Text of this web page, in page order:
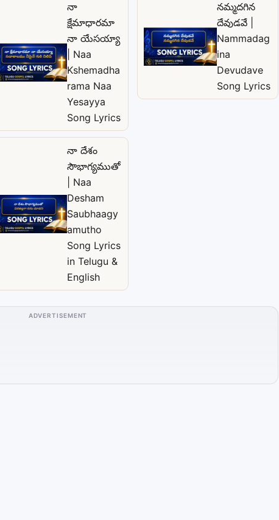
నా
క్షేమాధారమా
నా యేసయ్యా
| Naa
Kshemadha
rama Naa
Yesayya
Song Lyrics
నమ్మదగిన
దేవుడవే |
Nammadag
ina
Devudave
Song Lyrics
నా దేశం
సౌభాగ్యముతో
| Naa
Desham
Saubhaagy
amutho
Song Lyrics
in Telugu &
English
ADVERTISEMENT